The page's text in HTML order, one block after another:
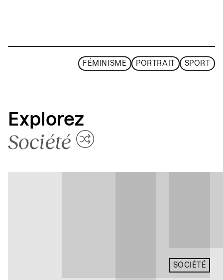
FÉMINISME PORTRAIT SPORT
Explorez
Société
SOCIÉTÉ